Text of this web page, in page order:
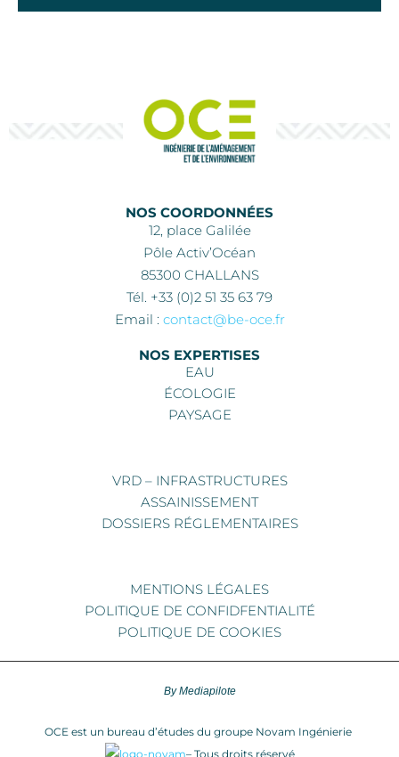
NOS COORDONNÉES
12, place Galilée
Pôle Activ’Océan
85300 CHALLANS
Tél. +33 (0)2 51 35 63 79
Email : contact@be-oce.fr
NOS EXPERTISES
EAU
ÉCOLOGIE
PAYSAGE
VRD – INFRASTRUCTURES
ASSAINISSEMENT
DOSSIERS RÉGLEMENTAIRES
MENTIONS LÉGALES
POLITIQUE DE CONFIDFENTIALITÉ
POLITIQUE DE COOKIES
By Mediapilote
OCE est un bureau d’études du groupe Novam Ingénierie
– Tous droits réservé